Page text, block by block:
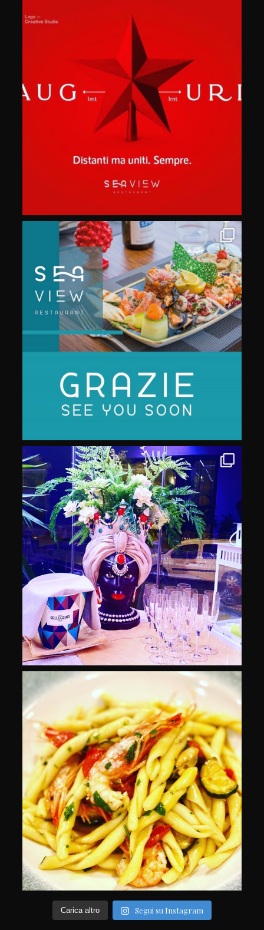
Carica altro Segui su Instagram